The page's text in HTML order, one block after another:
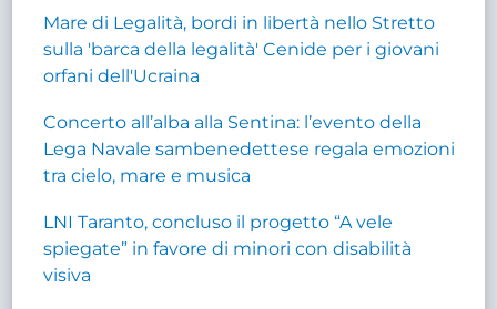
Mare di Legalità, bordi in libertà nello Stretto
sulla 'barca della legalità' Cenide per i giovani
orfani dell'Ucraina
Concerto all’alba alla Sentina: l’evento della
Lega Navale sambenedettese regala emozioni
tra cielo, mare e musica
LNI Taranto, concluso il progetto “A vele
spiegate” in favore di minori con disabilità
visiva